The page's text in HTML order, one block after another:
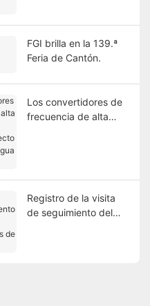
carbono.
FGI brilla en la 139.ª
Feria de Cantón.
Los convertidores de
frecuencia de alta
Registro de la visita
de seguimiento del